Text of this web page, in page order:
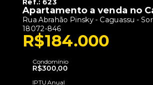
Ref.: 623
Apartamento a venda no
Rua Abrahão Pinsky - Caguassu -
18072-846
R$184.000
Condomínio
R$300,00
IPTU Anual